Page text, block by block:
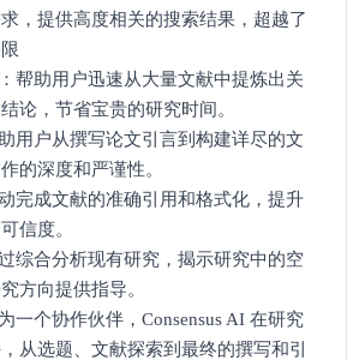
，提供高度相关的搜索结果，超越了
帮助用户迅速从大量文献中提炼出关
论，节省宝贵的研究时间。
用户从撰写论文引言到构建详尽的文
的深度和严谨性。
完成文献的准确引用和格式化，提升
信度。
综合分析现有研究，揭示研究中的空
方向提供指导。
一个协作伙伴，Consensus AI 在研究
从选题、文献探索到最终的撰写和引